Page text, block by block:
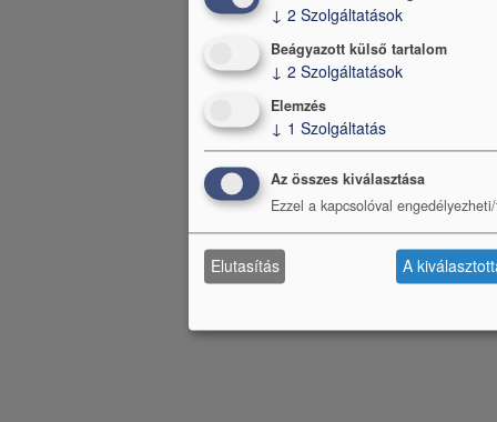
↓ 2 Szolgáltatások
Beágyazott külső tartalom
↓ 2 Szolgáltatások
Elemzés
↓ 1 Szolgáltatás
Az összes kiválasztása
Ezzel a kapcsolóval
Elutasítás A